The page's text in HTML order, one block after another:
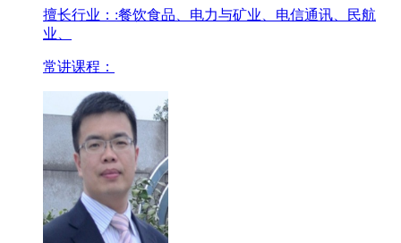
擅长行业： :餐饮食品、电力与矿业、电信通讯、民航
业、
常讲课程：